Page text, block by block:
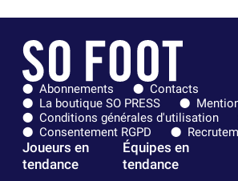
Abonnements
Contacts
La boutique SO PRESS
Conditions générales d'utilisation
Consentement RGPD
Joueurs en
tendance
Équipes en
tendance